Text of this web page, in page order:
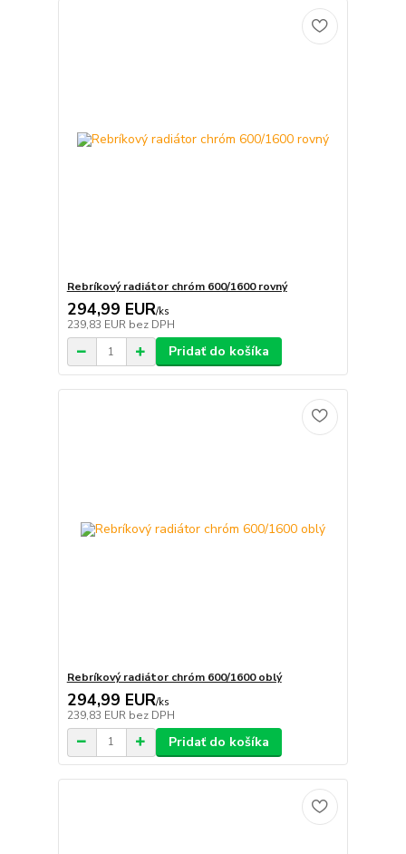
Rebríkový radiátor chróm 600/1600 rovný
294,99 EUR/ks
239,83 EUR bez DPH
Pridať do košíka
Rebríkový radiátor chróm 600/1600 oblý
294,99 EUR/ks
239,83 EUR bez DPH
Pridať do košíka